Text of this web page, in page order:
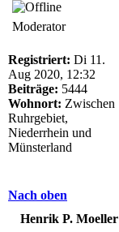
Moderator
Registriert: Di 11.
Aug 2020, 12:32
Beiträge: 5444
Wohnort: Zwischen
Ruhrgebiet,
Niederrhein und
Münsterland
Nach oben
Henrik P. Moeller